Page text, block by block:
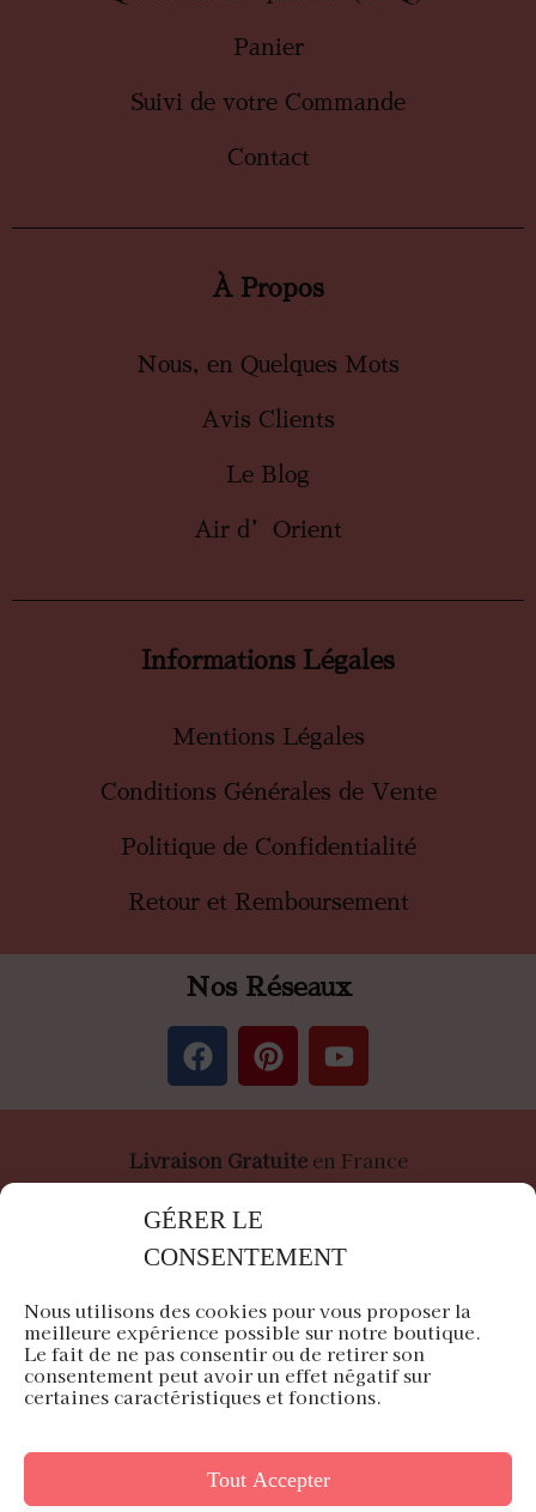
GÉRER LE
CONSENTEMENT
Nous utilisons des cookies pour vous proposer la
meilleure expérience possible sur notre boutique.
Le fait de ne pas consentir ou de retirer son
consentement peut avoir un effet négatif sur
certaines caractéristiques et fonctions.
Tout Accepter
Panier
Suivi de votre Commande
Contact
À Propos
Nous, en Quelques Mots
Avis Clients
Le Blog
Air d’Orient
Informations Légales
Mentions Légales
Conditions Générales de Vente
Politique de Confidentialité
Retour et Remboursement
Nos Réseaux
Livraison Gratuiteen France
PaiementSécurisé
Air du Japon est une entreprise française
Siège en Île-de-France